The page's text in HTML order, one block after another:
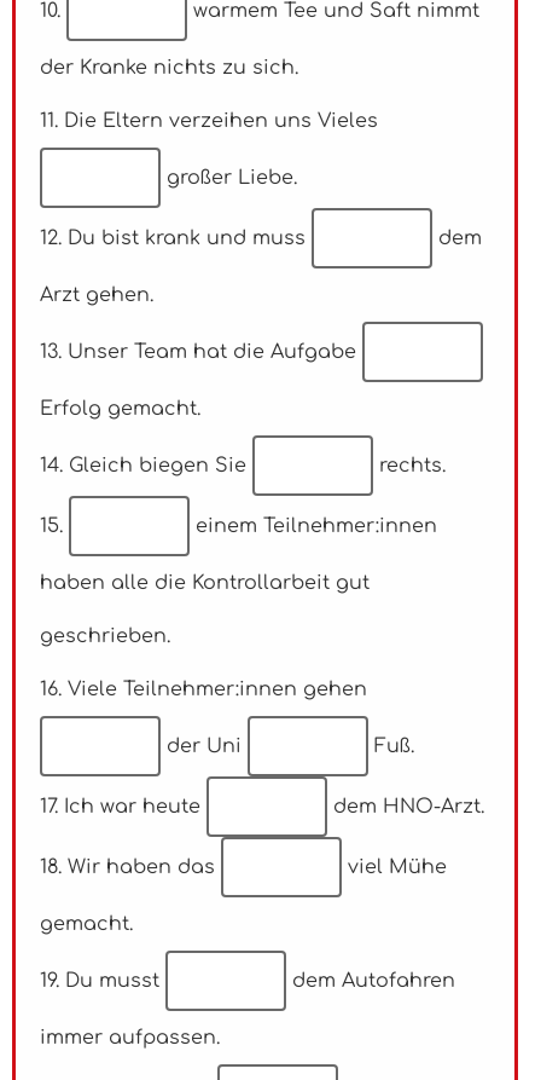
10. warmem Tee und Saft nimmt
der Kranke nichts zu sich.
11. Die Eltern verzeihen uns Vieles
großer Liebe.
12. Du bist krank und muss dem
Arzt gehen.
13. Unser Team hat die Aufgabe
Erfolg gemacht.
14. Gleich biegen Sie rechts.
15. einem Teilnehmer:innen
haben alle die Kontrollarbeit gut
geschrieben.
16. Viele Teilnehmer:innen gehen
der Uni Fuß.
17. Ich war heute dem HNO-Arzt.
18. Wir haben das viel Mühe
gemacht.
19. Du musst dem Autofahren
immer aufpassen.